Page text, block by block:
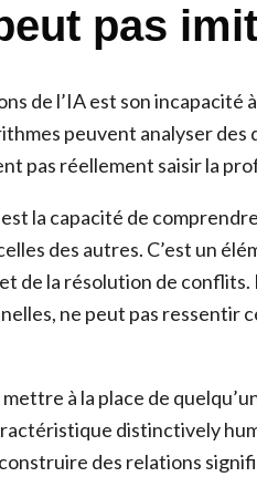
pas
de l’IA est son
peuvent analyser des
pas réellement saisir la
est la capacité de
des autres. C’est un
de la résolution de conflits.
ne peut pas ressentir
mettre à la place de
distinctively
des relations